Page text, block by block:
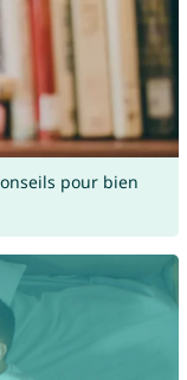
pour bien